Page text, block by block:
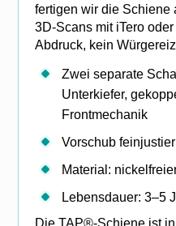
fertigen wir die Schiene
3D-Scans mit iTero
Abdruck, kein
Zwei separate
Unterkiefer,
Frontmechanik
Vorschub
Material:
Lebensdauer: 3–5
Die TAP®-Schiene ist